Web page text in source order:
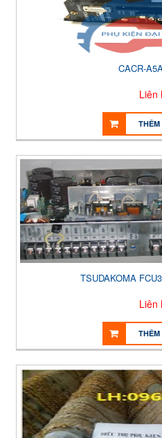
CACR-
Liên
THÊM
TSUDAKOMA
Liên
THÊM